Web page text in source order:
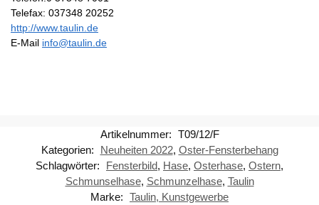
Telefax: 037348 20252
http://www.taulin.de
E-Mail info@taulin.de
Artikelnummer: T09/12/F
Kategorien:
Neuheiten 2022, Oster-Fensterbehang
Schlagwörter:
Fensterbild, Hase, Osterhase, Ostern,
Schmunselhase, Schmunzelhase, Taulin
Marke: Taulin, Kunstgewerbe